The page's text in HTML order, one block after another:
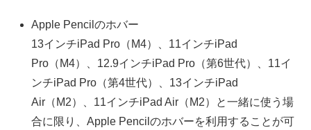
Apple Pencilのホバー
13インチiPad Pro（M4）、11インチiPad
Pro（M4）、12.9インチiPad Pro（第6世代）、11イ
ンチiPad Pro（第4世代）、13インチiPad
Air（M2）、11インチiPad Air（M2）と一緒に使う場
合に限り、Apple Pencilのホバーを利用することが可